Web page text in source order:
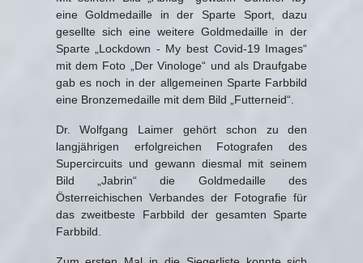
eine Goldmedaille in der Sparte Sport, dazu
gesellte sich eine weitere Goldmedaille in der
Sparte „Lockdown - My best Covid-19 Images“
mit dem Foto „Der Vinologe“ und als Draufgabe
gab es noch in der allgemeinen Sparte Farbbild
eine Bronzemedaille mit dem Bild „Futterneid“.
Dr. Wolfgang Laimer gehört schon zu den
langjährigen erfolgreichen Fotografen des
Supercircuits und gewann diesmal mit seinem
Bild „Jabrin“ die Goldmedaille des
Österreichischen Verbandes der Fotografie für
das zweitbeste Farbbild der gesamten Sparte
Farbbild.